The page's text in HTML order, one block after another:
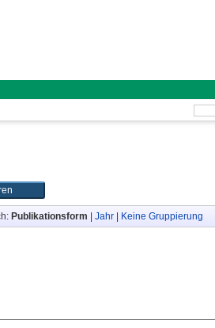
Publikationsform Jahr| Keine Gruppierung